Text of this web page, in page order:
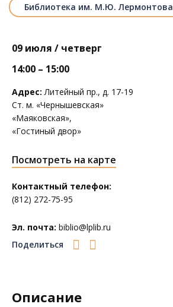
Библиотека им. М.Ю. Лермонтова
09 июля / четверг
14:00 – 15:00
Адрес: Литейный пр., д. 17-19
Ст. м. «Чернышевская»
«Маяковская»,
«Гостиный двор»
Посмотреть на карте
Контактный телефон:
(812) 272-75-95
Эл. почта: biblio@lplib.ru
Поделиться
Описание